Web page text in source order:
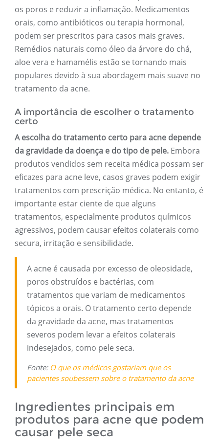
os poros e reduzir a inflamação. Medicamentos
orais, como antibióticos ou terapia hormonal,
podem ser prescritos para casos mais graves.
Remédios naturais como óleo da árvore do chá,
aloe vera e hamamélis estão se tornando mais
populares devido à sua abordagem mais suave no
tratamento da acne.
A importância de escolher o tratamento
certo
A escolha do tratamento certo para acne depende
da gravidade da doença e do tipo de pele. Embora
produtos vendidos sem receita médica possam ser
eficazes para acne leve, casos graves podem exigir
tratamentos com prescrição médica. No entanto, é
importante estar ciente de que alguns
tratamentos, especialmente produtos químicos
agressivos, podem causar efeitos colaterais como
secura, irritação e sensibilidade.
A acne é causada por excesso de oleosidade,
poros obstruídos e bactérias, com
tratamentos que variam de medicamentos
tópicos a orais. O tratamento certo depende
da gravidade da acne, mas tratamentos
severos podem levar a efeitos colaterais
indesejados, como pele seca.
Fonte: O que os médicos gostariam que os
pacientes soubessem sobre o tratamento da acne
Ingredientes principais em
produtos para acne que podem
causar pele seca